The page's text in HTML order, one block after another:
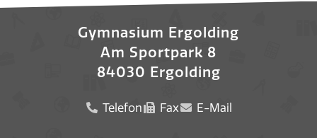
Gymnasium Ergolding
Am Sportpark 8
84030 Ergolding
Telefon Fax E-Mail